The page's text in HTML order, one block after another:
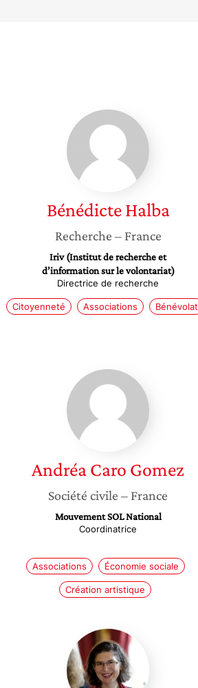
Bénédicte
Halba
Bénédicte Halba
Recherche – France
Iriv (Institut de recherche et
d’information sur le volontariat)
Directrice de recherche
Citoyenneté Associations Bénévolat
Andréa
Caro
Gomez
AndréaCaro Gomez
Société civile – France
Mouvement SOL National
Coordinatrice
Associations Économie sociale
Création artistique
Michelle
Perrot